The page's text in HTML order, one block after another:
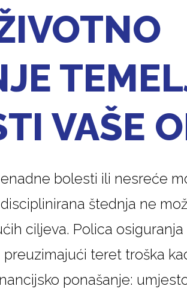
VAŠE
bolesti ili nesreće
štednja ne
ciljeva. Polica osiguranja
teret troška
ponašanje: